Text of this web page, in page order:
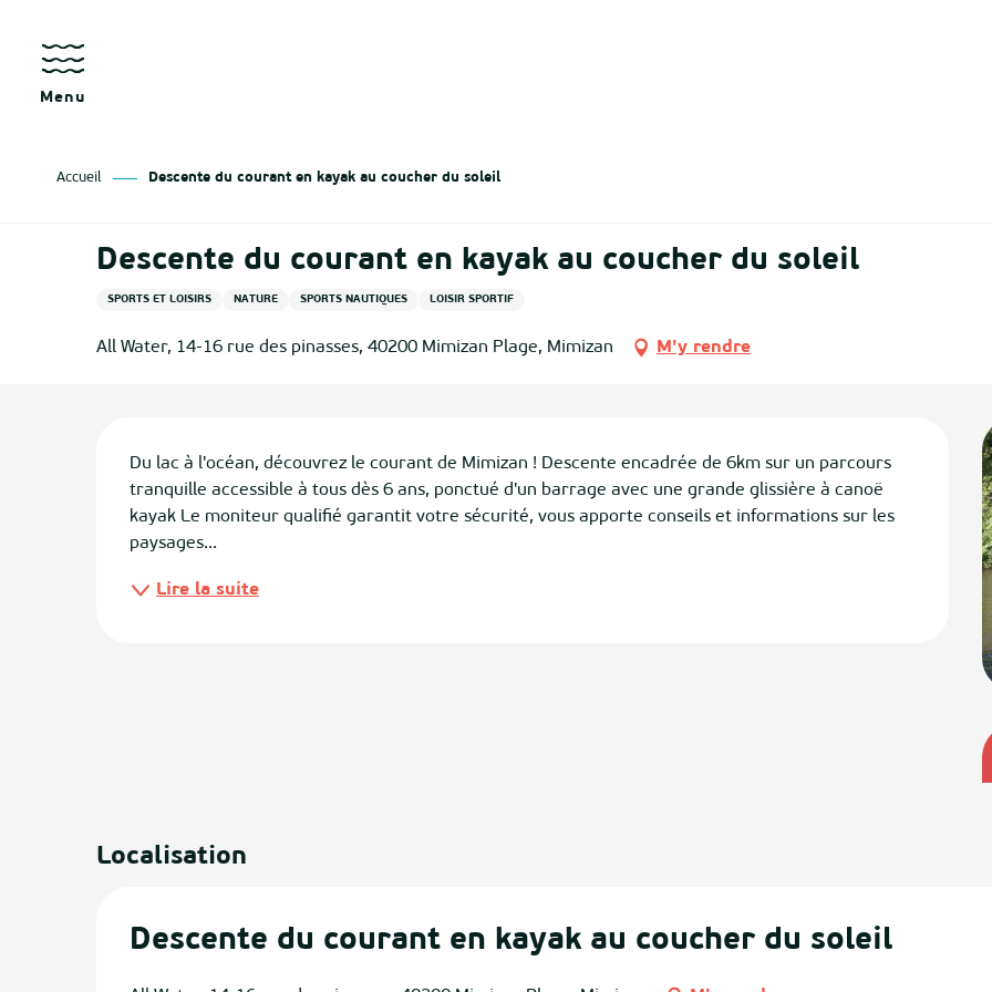
contenu
principal
Menu
Accueil Descente du courant en kayak au coucher du soleil
Descente du courant en kayak au coucher du soleil
SPORTS ET LOISIRS NATURE SPORTS NAUTIQUES LOISIR SPORTIF
All Water, 14-16 rue des pinasses, 40200 Mimizan Plage, Mimizan M'y rendre
Du lac à l'océan, découvrez le courant de Mimizan ! Descente encadrée de 6km sur un parcours
tranquille accessible à tous dès 6 ans, ponctué d'un barrage avec une grande glissière à canoë
kayak Le moniteur qualifié garantit votre sécurité, vous apporte conseils et informations sur les
paysages...
Lire la suite
Localisation
Descente du courant en kayak au coucher du soleil